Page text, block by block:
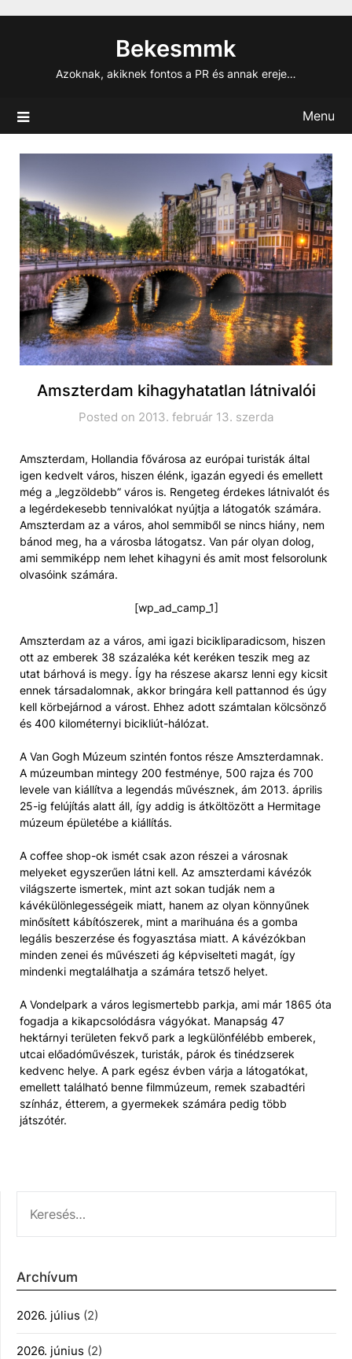
Bekesmmk
Azoknak, akiknek fontos a PR és annak ereje…
Menu
Amszterdam kihagyhatatlan látnivalói
Posted on 2013. február 13. szerda
Amszterdam, Hollandia fővárosa az európai turisták által
igen kedvelt város, hiszen élénk, igazán egyedi és emellett
még a „legzöldebb” város is. Rengeteg érdekes látnivalót és
a legérdekesebb tennivalókat nyújtja a látogatók számára.
Amszterdam az a város, ahol semmiből se nincs hiány, nem
bánod meg, ha a városba látogatsz. Van pár olyan dolog,
ami semmiképp nem lehet kihagyni és amit most felsorolunk
olvasóink számára.
[wp_ad_camp_1]
Amszterdam az a város, ami igazi bicikliparadicsom, hiszen
ott az emberek 38 százaléka két keréken teszik meg az
utat bárhová is megy. Így ha részese akarsz lenni egy kicsit
ennek társadalomnak, akkor bringára kell pattannod és úgy
kell körbejárnod a várost. Ehhez adott számtalan kölcsönző
és 400 kilométernyi bicikliút-hálózat.
A Van Gogh Múzeum szintén fontos része Amszterdamnak.
A múzeumban mintegy 200 festménye, 500 rajza és 700
levele van kiállítva a legendás művésznek, ám 2013. április
25-ig felújítás alatt áll, így addig is átköltözött a Hermitage
múzeum épületébe a kiállítás.
A coffee shop-ok ismét csak azon részei a városnak
melyeket egyszerűen látni kell. Az amszterdami kávézók
világszerte ismertek, mint azt sokan tudják nem a
kávékülönlegességeik miatt, hanem az olyan könnyűnek
minősített kábítószerek, mint a marihuána és a gomba
legális beszerzése és fogyasztása miatt. A kávézókban
minden zenei és művészeti ág képviselteti magát, így
mindenki megtalálhatja a számára tetsző helyet.
A Vondelpark a város legismertebb parkja, ami már 1865 óta
fogadja a kikapcsolódásra vágyókat. Manapság 47
hektárnyi területen fekvő park a legkülönfélébb emberek,
utcai előadóművészek, turisták, párok és tinédzserek
kedvenc helye. A park egész évben várja a látogatókat,
emellett található benne filmmúzeum, remek szabadtéri
színház, étterem, a gyermekek számára pedig több
játszótér.
Archívum
2026. július (2)
2026. június (2)